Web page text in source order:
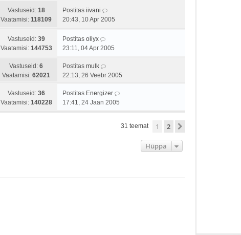
Vastuseid: 18
Vaatamisi: 118109
Postitas iivani
20:43, 10 Apr 2005
Vastuseid: 39
Vaatamisi: 144753
Postitas oliyx
23:11, 04 Apr 2005
Vastuseid: 6
Vaatamisi: 62021
Postitas mulk
22:13, 26 Veebr 2005
Vastuseid: 36
Vaatamisi: 140228
Postitas Energizer
17:41, 24 Jaan 2005
31 teemat 1 2
Hüppa